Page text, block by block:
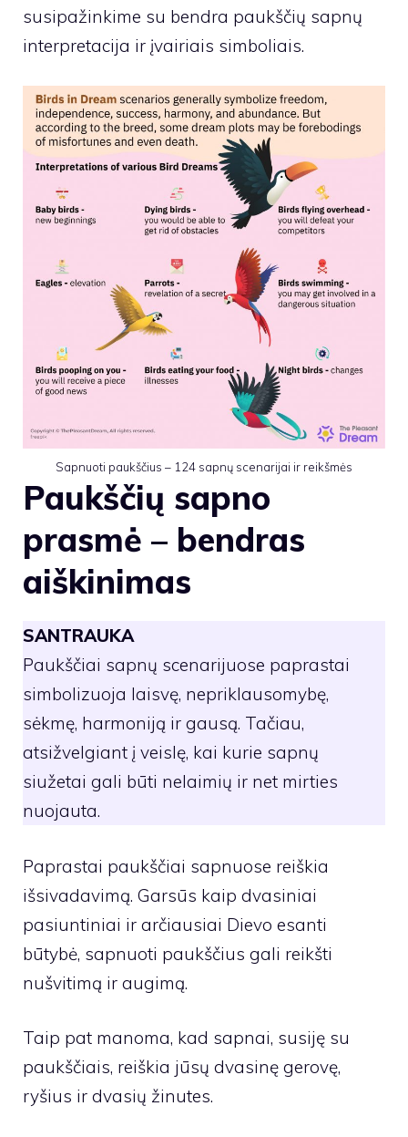
susipažinkime su bendra paukščių sapnų
interpretacija ir įvairiais simboliais.
Sapnuoti paukščius – 124 sapnų scenarijai ir reikšmės
Paukščių sapno
prasmė – bendras
aiškinimas
SANTRAUKA
Paukščiai sapnų scenarijuose paprastai
simbolizuoja laisvę, nepriklausomybę,
sėkmę, harmoniją ir gausą. Tačiau,
atsižvelgiant į veislę, kai kurie sapnų
siužetai gali būti nelaimių ir net mirties
nuojauta.
Paprastai paukščiai sapnuose reiškia
išsivadavimą. Garsūs kaip dvasiniai
pasiuntiniai ir arčiausiai Dievo esanti
būtybė, sapnuoti paukščius gali reikšti
nušvitimą ir augimą.
Taip pat manoma, kad sapnai, susiję su
paukščiais, reiškia jūsų dvasinę gerovę,
ryšius ir dvasių žinutes.